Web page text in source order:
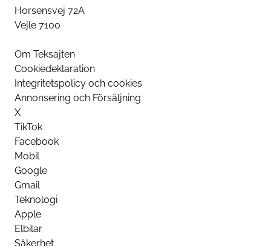
Horsensvej 72A
Vejle 7100
Om Teksajten
Cookiedeklaration
Integritetspolicy och cookies
Annonsering och Försäljning
X
TikTok
Facebook
Mobil
Google
Gmail
Teknologi
Apple
Elbilar
Säkerhet